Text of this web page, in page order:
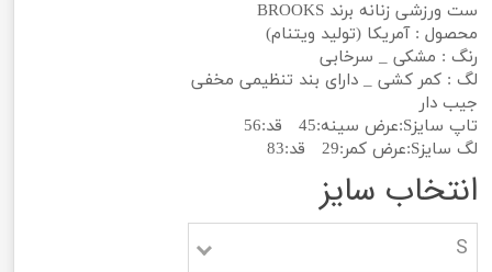
ست ورزشی زنانه برند BROOKS
محصول : آمریکا (تولید ویتنام)
رنگ : مشکی _ سرخابی
لگ : کمر کشی _ دارای بند تنظیمی مخفی
جیب دار
تاپ سایزS:عرض سینه:45 قد:56
لگ سایزS:عرض کمر:29 قد:83
انتخاب سایز
S